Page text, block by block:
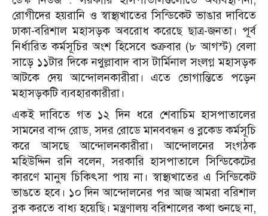
রোগীদের হয়রানি ও স্বাস্থ্যখাতের সিন্ডিকেট ভাঙার দাবিতে
ঢাকা-বরিশাল মহাসড়ক অবরোধ করেছে ছাত্র-জনতা। পূর্ব
নির্ধারিত কর্মসূচির অংশ হিসেবে শুক্রবার (৮ আগস্ট) বেলা
সাড়ে ১১টার দিকে নথুল্লাবাদ বাস টার্মিনাল সংলগ্ন মহাসড়ক
আটকে দেয় আন্দোলনকারীরা। এতে ভোগান্তিতে পড়েন
মহাসড়কটি ব্যবহারকারীরা।
একই দাবিতে গত ১২ দিন ধরে শেবাচিম হাসপাতালের
সামনের বান্দ রোড, সদর রোডে মানববন্ধন ও ব্লকেড কর্মসূচি
করে আসছে আন্দোলনকারীরা।আন্দোলনের সংগঠক
মহিউদ্দিন রনি বলেন, সরকারি হাসপাতালে সিন্ডিকেটের
কারণে মানুষ চিকিৎসা পায় না। স্বাস্থ্যখাতের এ সিন্ডিকেট
ভাঙতে হবে। ১০ দিন আন্দোলনের পর আজ আমরা বরিশাল
ব্লক করতে বাধ্য হয়েছি। মন্ত্রণালয় বরিশালের কথা শুনছে না,